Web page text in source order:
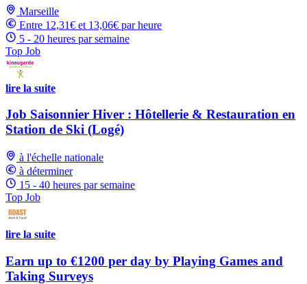
Marseille
Entre 12,31€ et 13,06€ par heure
5 - 20 heures par semaine
Top Job
lire la suite
Job Saisonnier Hiver : Hôtellerie & Restauration en
Station de Ski (Logé)
à l'échelle nationale
à déterminer
15 - 40 heures par semaine
Top Job
lire la suite
Earn up to €1200 per day by Playing Games and
Taking Surveys